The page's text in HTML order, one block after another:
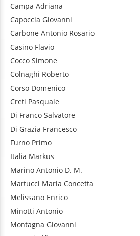
Campa Adriana
Capoccia Giovanni
Carbone Antonio Rosario
Casino Flavio
Cocco Simone
Colnaghi Roberto
Corso Domenico
Creti Pasquale
Di Franco Salvatore
Di Grazia Francesco
Furno Primo
Italia Markus
Marino Antonio D. M.
Martucci Maria Concetta
Melissano Enrico
Minotti Antonio
Montagna Giovanni